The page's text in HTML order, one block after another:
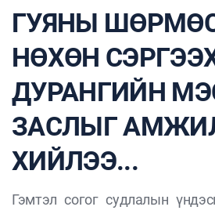
ГУЯНЫ
НӨХӨН
ДУРАНГИЙН
ЗАСЛЫГ
ХИЙЛЭЭ...
Гэмтэл согог судлалын